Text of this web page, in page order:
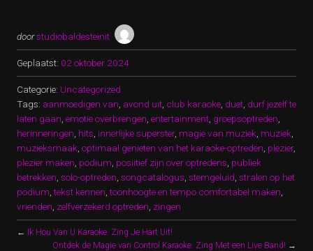
doorstudiobaldesteinit
Geplaatst: 02 oktober 2024
Categorie: Uncategorized
Tags: aanmoedigen van avond uit club karaoke duet durf jezelf te
laten gaan emotie overbrengen entertainment groepsoptreden
herinneringen hits innerlijke superster, magie van muziek muziek
muzieksmaak optimaal genieten van het karaoke-optreden plezier,
plezier maken podium posiitief zijn over optredens publiek
betrekken solo-optreden songcatalogus stemgeluid stralen op het
podium ,tekst kennen ,toonhoogte en tempo comfortabel maken
vrienden zelfverzekerd optreden zingen
←
Ik Hou Van U Karaoke: Zing Je Hart Uit!
Ontdek de Magie van Control Karaoke: Zing Met een Live Band! →